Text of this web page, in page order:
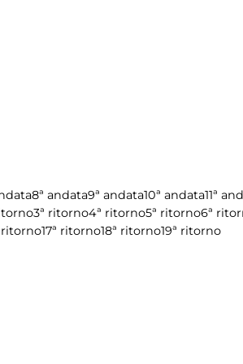
8ª andata9ª andata10ª andata11ª
3ª ritorno4ª ritorno5ª ritorno6ª
ritorno17ª ritorno18ª ritorno19ª ritorno